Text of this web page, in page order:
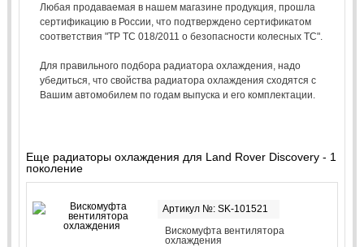
Любая продаваемая в нашем магазине продукция, прошла
сертификацию в России, что подтверждено сертификатом
соответствия "ТР ТС 018/2011 о безопасности колесных ТС".
Для правильного подбора радиатора охлаждения, надо
убедиться, что свойства радиатора охлаждения сходятся с
Вашим автомобилем по годам выпуска и его комплектации.
Еще радиаторы охлаждения для Land Rover Discovery - 1
поколение
Артикул №: SK-101521
Вискомуфта вентилятора
охлаждения